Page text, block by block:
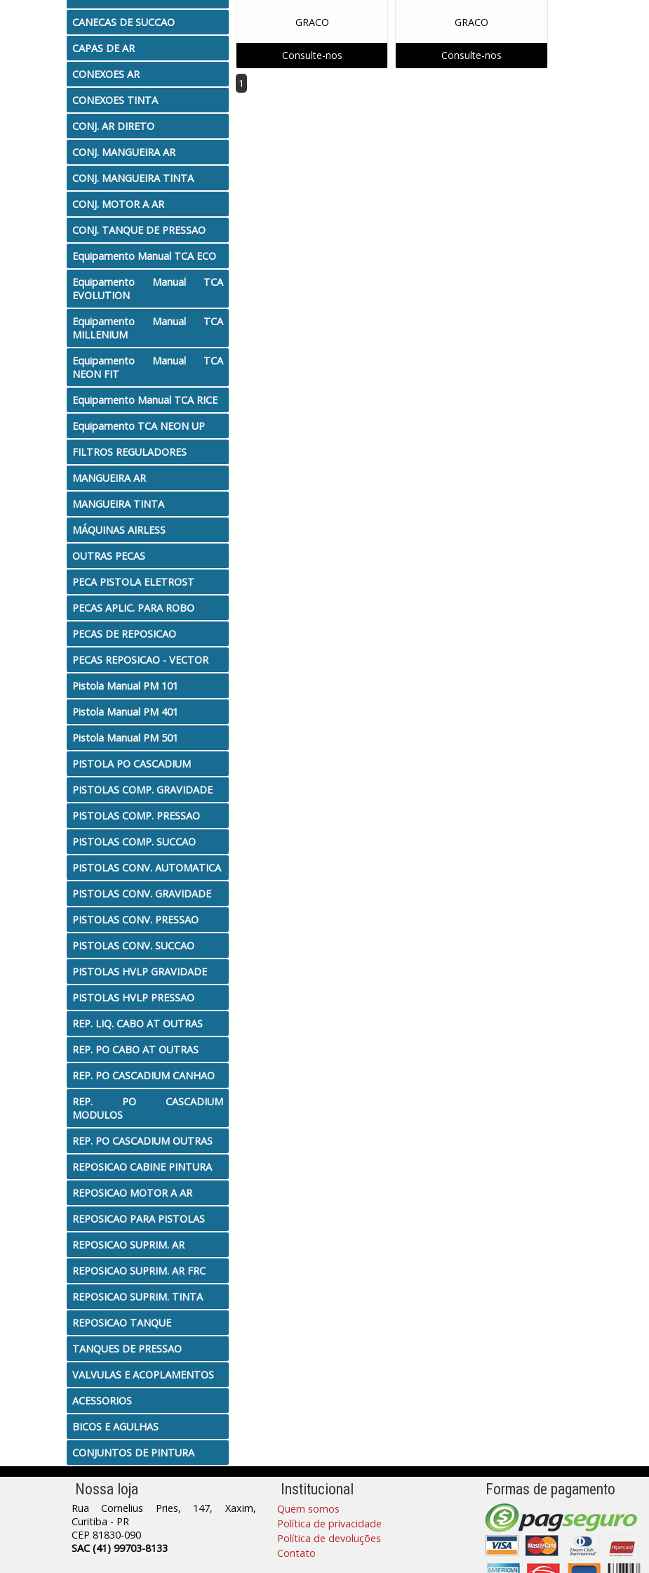
PECAS REPOSICAO - VECTOR Pistola Manual PM 101
PISTOLAS COMP. PRESSAO PISTOLAS COMP. SUCCAO PISTOLAS CONV. AUTOMATICA PISTOLAS CONV. GRAVIDADE
PISTOLAS CONV. SUCCAO PISTOLAS HVLP GRAVIDADE
REP. PO CASCADIUM CANHAO REP. PO CASCADIUM MODULOS
REPOSICAO PARA PISTOLAS
VALVULAS E ACOPLAMENTOS
CANECAS DE SUCCAO
CAPAS DE AR
CONEXOES AR
CONEXOES TINTA
CONJ. AR DIRETO
CONJ. MANGUEIRA AR
CONJ. MANGUEIRA TINTA
CONJ. MOTOR A AR
CONJ. TANQUE DE PRESSAO
Equipamento Manual TCA ECO
Equipamento Manual TCA
EVOLUTION
Equipamento Manual TCA
MILLENIUM
Equipamento Manual TCA
NEON FIT
Equipamento Manual TCA RICE
Equipamento TCA NEON UP
FILTROS REGULADORES
MANGUEIRA AR
MANGUEIRA TINTA
MÁQUINAS AIRLESS
OUTRAS PECAS
PECA PISTOLA ELETROST
PECAS APLIC. PARA ROBO
PECAS DE REPOSICAO
PECAS REPOSICAO - VECTOR
Pistola Manual PM 101
Pistola Manual PM 401
Pistola Manual PM 501
PISTOLA PO CASCADIUM
PISTOLAS COMP. GRAVIDADE
PISTOLAS COMP. PRESSAO
PISTOLAS COMP. SUCCAO
PISTOLAS CONV. AUTOMATICA
PISTOLAS CONV. GRAVIDADE
PISTOLAS CONV. PRESSAO
PISTOLAS CONV. SUCCAO
PISTOLAS HVLP GRAVIDADE
PISTOLAS HVLP PRESSAO
REP. LIQ. CABO AT OUTRAS
REP. PO CABO AT OUTRAS
REP. PO CASCADIUM CANHAO
REP. PO CASCADIUM
MODULOS
REP. PO CASCADIUM OUTRAS
REPOSICAO CABINE PINTURA
REPOSICAO MOTOR A AR
REPOSICAO PARA PISTOLAS
REPOSICAO SUPRIM. AR
REPOSICAO SUPRIM. AR FRC
REPOSICAO SUPRIM. TINTA
REPOSICAO TANQUE
TANQUES DE PRESSAO
VALVULAS E ACOPLAMENTOS
ACESSORIOS
BICOS E AGULHAS
CONJUNTOS DE PINTURA
GRACO
Consulte-nos
GRACO
Consulte-nos
1
Nossa loja
Rua Cornelius Pries, 147, Xaxim,
Curitiba - PR
CEP 81830-090
SAC (41) 99703-8133
Institucional
Quem somos
Política de privacidade
Política de devoluções
Contato
Formas de pagamento